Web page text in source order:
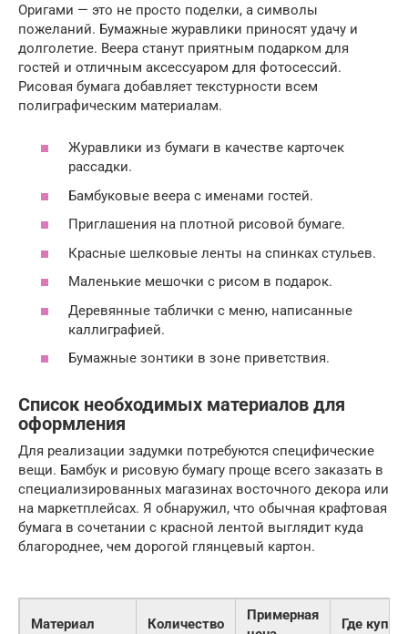
Оригами — это не просто поделки, а символы
пожеланий. Бумажные журавлики приносят удачу и
долголетие. Веера станут приятным подарком для
гостей и отличным аксессуаром для фотосессий.
Рисовая бумага добавляет текстурности всем
полиграфическим материалам.
Журавлики из бумаги в качестве карточек
рассадки.
Бамбуковые веера с именами гостей.
Приглашения на плотной рисовой бумаге.
Красные шелковые ленты на спинках стульев.
Маленькие мешочки с рисом в подарок.
Деревянные таблички с меню, написанные
каллиграфией.
Бумажные зонтики в зоне приветствия.
Список необходимых материалов для
оформления
Для реализации задумки потребуются специфические
вещи. Бамбук и рисовую бумагу проще всего заказать в
специализированных магазинах восточного декора или
на маркетплейсах. Я обнаружил, что обычная крафтовая
бумага в сочетании с красной лентой выглядит куда
благороднее, чем дорогой глянцевый картон.
Материал Количество
Примерная
Где